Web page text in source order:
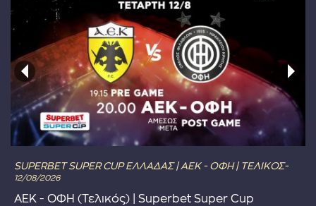
SUPERBET SUPER CUP ΕΛΛΑΔΑΣ | ΑΕΚ - ΟΦΗ | ΤΕΛΙΚΟΣ-
12/08/2026
ΑΕΚ - ΟΦΗ (Τελικός) | Superbet Super Cup